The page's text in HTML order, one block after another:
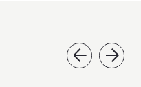
för manuell